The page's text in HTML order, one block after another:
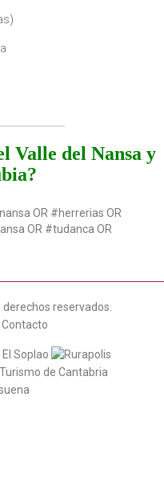
)
Valle del Nansa y
OR #herrerias OR
OR #tudanca OR
reservados.
Contacto